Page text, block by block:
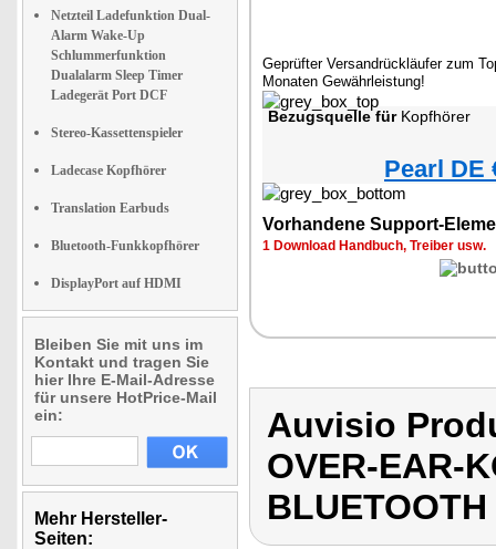
Netzteil Ladefunktion Dual-
Alarm Wake-Up
Schlummerfunktion
Dualalarm Sleep Timer
Ladegerät Port DCF
Stereo-Kassettenspieler
Ladecase Kopfhörer
Translation Earbuds
Bluetooth-Funkkopfhörer
DisplayPort auf HDMI
Bleiben Sie mit uns im
Kontakt und tragen Sie
hier Ihre E-Mail-Adresse
für unsere HotPrice-Mail
ein:
Mehr Hersteller-
Seiten:
Geprüfter Versandrückläufer zum
Monaten Gewährleistung!
Bezugsquelle fürKopfhörer
Pearl DE
Vorhandene Support-
1 Download Handbuch, Treiber usw.
Auvisio
OVER-EAR-
BLUETOOTH